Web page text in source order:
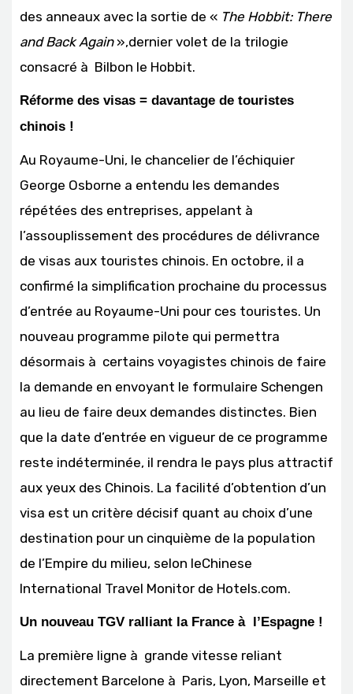
des anneaux avec la sortie de « The Hobbit: There
and Back Again»,dernier volet de la trilogie
consacré à Bilbon le Hobbit.
Réforme des visas = davantage de touristes
chinois !
Au Royaume-Uni, le chancelier de l’échiquier
George Osborne a entendu les demandes
répétées des entreprises, appelant à
l’assouplissement des procédures de délivrance
de visas aux touristes chinois. En octobre, il a
confirmé la simplification prochaine du processus
d’entrée au Royaume-Uni pour ces touristes. Un
nouveau programme pilote qui permettra
désormais à certains voyagistes chinois de faire
la demande en envoyant le formulaire Schengen
au lieu de faire deux demandes distinctes. Bien
que la date d’entrée en vigueur de ce programme
reste indéterminée, il rendra le pays plus attractif
aux yeux des Chinois. La facilité d’obtention d’un
visa est un critère décisif quant au choix d’une
destination pour un cinquième de la population
de l’Empire du milieu, selon leChinese
International Travel Monitor de Hotels.com.
Un nouveau TGV ralliant la France à l’Espagne !
La première ligne à grande vitesse reliant
directement Barcelone à Paris, Lyon, Marseille et